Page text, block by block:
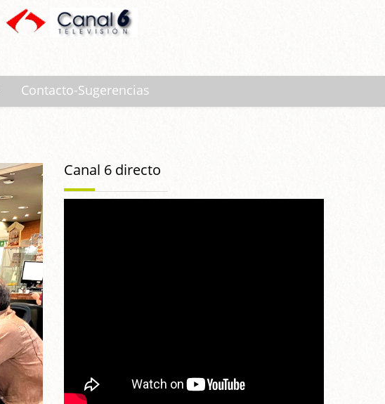
Contacto-Sugerencias
Canal 6 directo